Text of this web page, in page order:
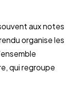
aux notes
organise les
qui regroupe